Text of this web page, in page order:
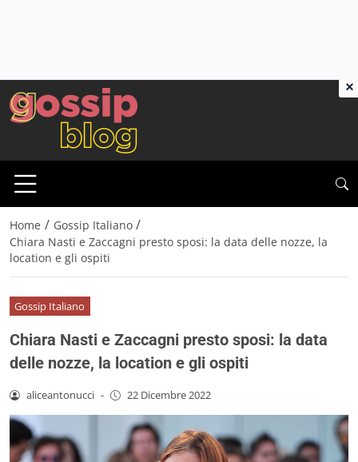
Home / Gossip Italiano /
Chiara Nasti e Zaccagni presto sposi: la data delle nozze, la
location e gli ospiti
Gossip Italiano
Chiara Nasti e Zaccagni presto sposi: la data
delle nozze, la location e gli ospiti
aliceantonucci - 22 Dicembre 2022
×